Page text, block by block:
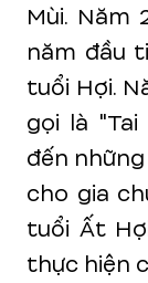
Mùi. Năm
năm đầu
tuổi Hợi.
gọi là
đến
cho gia
tuổi Ất
thực hiện